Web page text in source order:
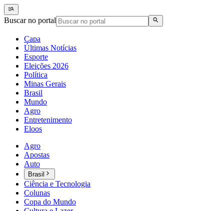
Buscar no portal
Capa
Últimas Notícias
Esporte
Eleições 2026
Política
Minas Gerais
Brasil
Mundo
Agro
Entretenimento
Eloos
Agro
Apostas
Auto
Brasil
Ciência e Tecnologia
Colunas
Copa do Mundo